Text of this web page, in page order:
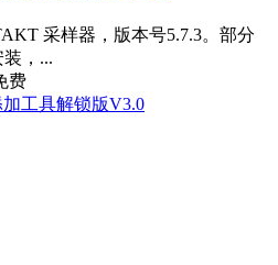
采样器，版本号5.7.3。部分
，...
费